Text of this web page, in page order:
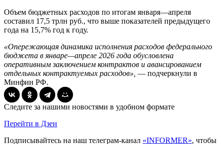
Объем бюджетных расходов по итогам января—апреля
составил 17,5 трлн руб., что выше показателей предыдущего
года на 15,7% год к году.
«Опережающая динамика исполнения расходов федерального
бюджета в январе—апреле 2026 года обусловлена
оперативным заключением контрактов и авансированием
отдельных контрактуемых расходов», — подчеркнули в
Минфин РФ.
Следите за нашими новостями в удобном формате
Перейти в Дзен
Подписывайтесь на наш телеграм-канал «INFORMER», чтобы